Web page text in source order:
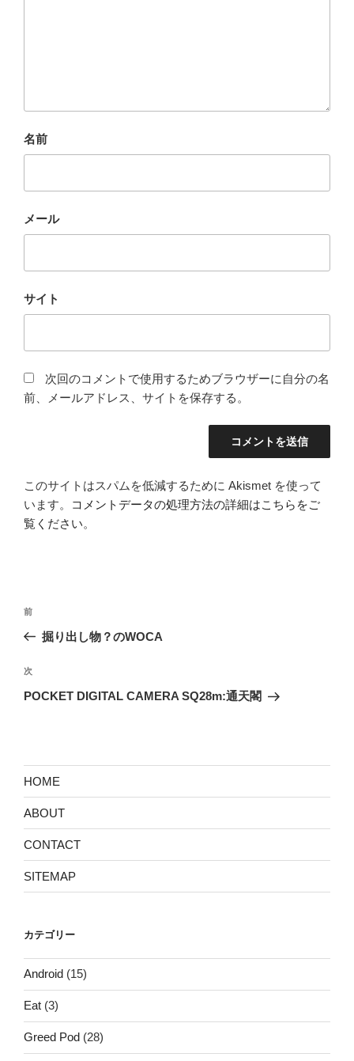
名前
メール
サイト
次回のコメントで使用するためブラウザーに自分の名
前、メールアドレス、サイトを保存する。
このサイトはスパムを低減するために Akismet を使って
います。
コメントデータの処理方法の詳細はこちらをご
覧ください。
投
ナ
ビ
ゲ
ン
前
の
稿
前
掘り出し物？のWOCA
次
の
次
POCKET DIGITAL CAMERA SQ28m:通天閣
HOME
ABOUT
CONTACT
SITEMAP
カテゴリー
Android (15)
Eat (3)
Greed Pod (28)